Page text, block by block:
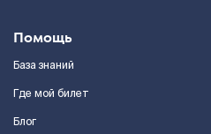
Помощь
База знаний
Где мой билет
Блог